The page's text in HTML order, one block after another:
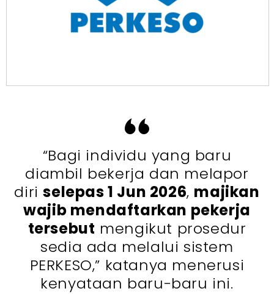
“Bagi individu yang baru
diambil bekerja dan melapor
diriselepas 1 Jun 2026, majikan
wajib mendaftarkan pekerja
tersebut mengikut prosedur
sedia ada melalui sistem
PERKESO,” katanya menerusi
kenyataan baru-baru ini.